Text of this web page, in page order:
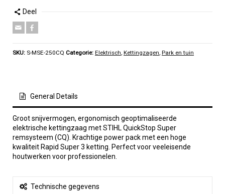
Deel
SKU: S-MSE-250CQ Categorie: Elektrisch, Kettingzagen, Park en tuin
General Details
Groot snijvermogen, ergonomisch geoptimaliseerde
elektrische kettingzaag met STIHL QuickStop Super
remsysteem (CQ). Krachtige power pack met een hoge
kwaliteit Rapid Super 3 ketting. Perfect voor veeleisende
houtwerken voor professionelen.
Technische gegevens